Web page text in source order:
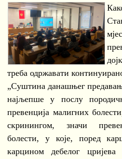
треба одржавати
„Суштина данашњег
најљепше у послу
превенција малигних
скринингом, значи
болести, у које, поред
карцином дебелог